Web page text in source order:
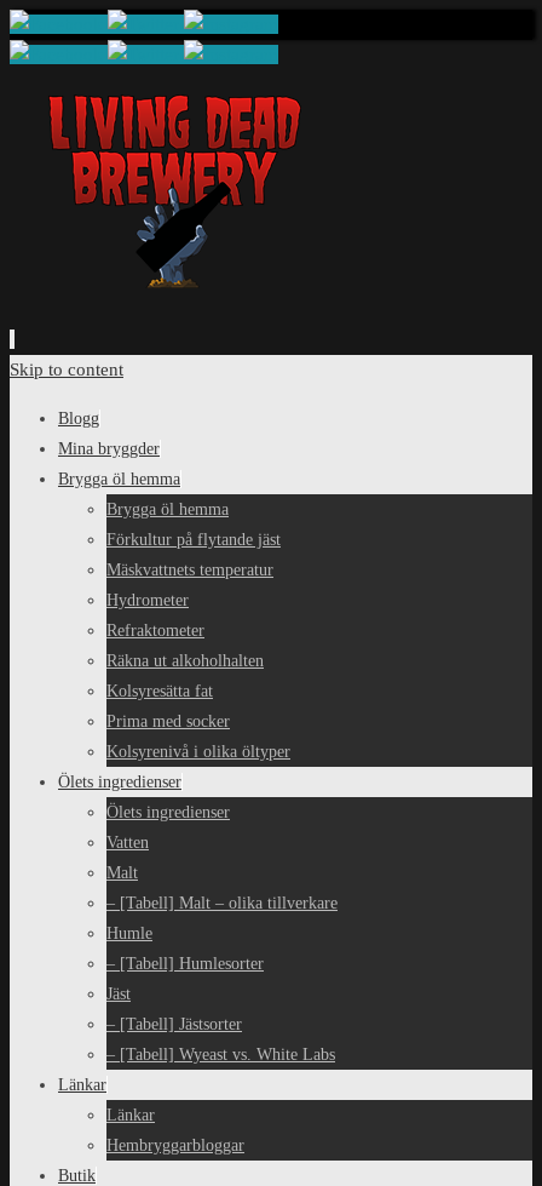
Skip to content
Blogg
Mina bryggder
Brygga öl hemma
Brygga öl hemma
Förkultur på flytande jäst
Mäskvattnets temperatur
Hydrometer
Refraktometer
Räkna ut alkoholhalten
Kolsyresätta fat
Prima med socker
Kolsyrenivå i olika öltyper
Ölets ingredienser
Ölets ingredienser
Vatten
Malt
– [Tabell] Malt – olika tillverkare
Humle
– [Tabell] Humlesorter
Jäst
– [Tabell] Jästsorter
– [Tabell] Wyeast vs. White Labs
Länkar
Länkar
Hembryggarbloggar
Butik